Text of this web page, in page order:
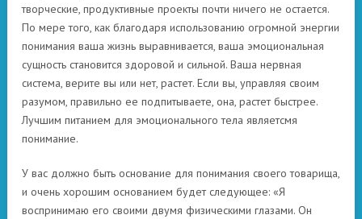
творческие, продуктивные проекты почти ничего не остается.
По мере того, как благодаря использованию огромной энергии
понимания ваша жизнь выравнивается, ваша эмоциональная
сущность становится здоровой и сильной. Ваша нервная
система, верите вы или нет, растет. Если вы, управляя своим
разумом, правильно ее подпитываете, она, растет быстрее.
Лучшим питанием для эмоционального тела являетсмя
понимание.
У вас должно быть основание для понимания своего товарища,
и очень хорошим основанием будет следующее: «Я
воспринимаю его своими двумя физическими глазами. Он